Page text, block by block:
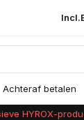
Incl.
Achteraf betalen
HYROX-